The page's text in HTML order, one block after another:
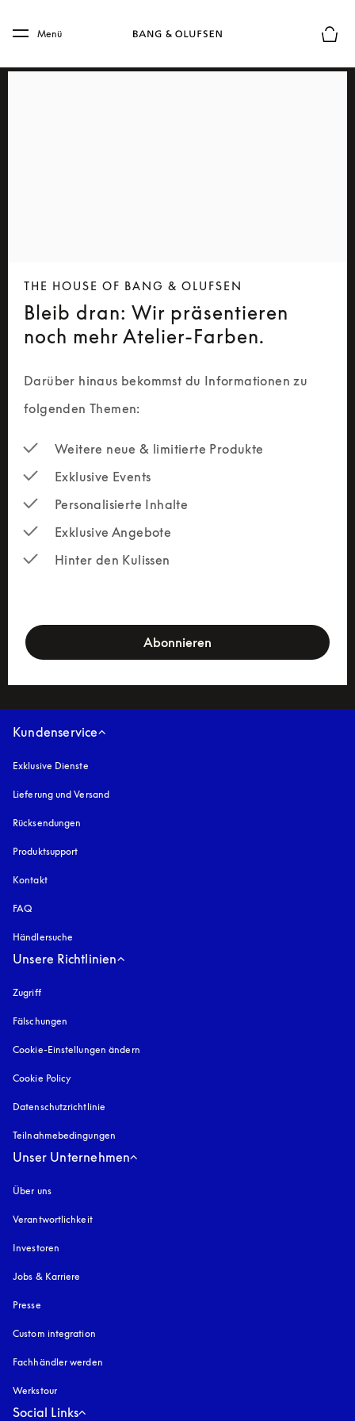
Skip to main footer
Menü
THE HOUSE OF BANG & OLUFSEN
Bleib dran: Wir präsentieren
noch mehr Atelier-Farben.
Darüber hinaus bekommst du Informationen zu
folgenden Themen:
Weitere neue & limitierte Produkte
Exklusive Events
Personalisierte Inhalte
Exklusive Angebote
Hinter den Kulissen
Abonnieren
Kundenservice
Exklusive Dienste
Lieferung und Versand
Rücksendungen
Produktsupport
Kontakt
FAQ
Händlersuche
Unsere Richtlinien
Zugrifföffnet sich in einem neuen Tab
Fälschungen
Cookie-Einstellungen ändern
Cookie Policy
Datenschutzrichtlinie
Teilnahmebedingungen
Unser Unternehmen
Über uns
Verantwortlichkeit
Investoren
Jobs & Karriere
Presse
Custom integration
Fachhändler werden
Werkstour
Social Links